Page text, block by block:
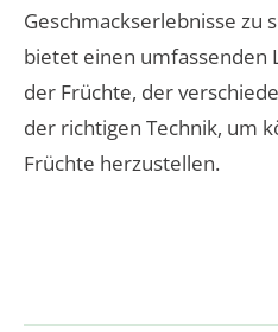
Geschmackserlebnisse zu
bietet einen umfassenden
der Früchte, der
der richtigen Technik, um
Früchte herzustellen.